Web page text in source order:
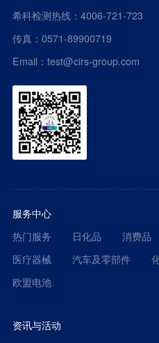
希科检测热线：4006-721-723
传真：0571-89900719
Email：test@cirs-group.com
服务中心
热门服务
日化品 消费品
医疗器械
汽车及零部件
欧盟电池
资讯与活动